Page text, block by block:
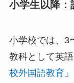
小学生以降：
小学校では、3
教科として英
校外国語教育」